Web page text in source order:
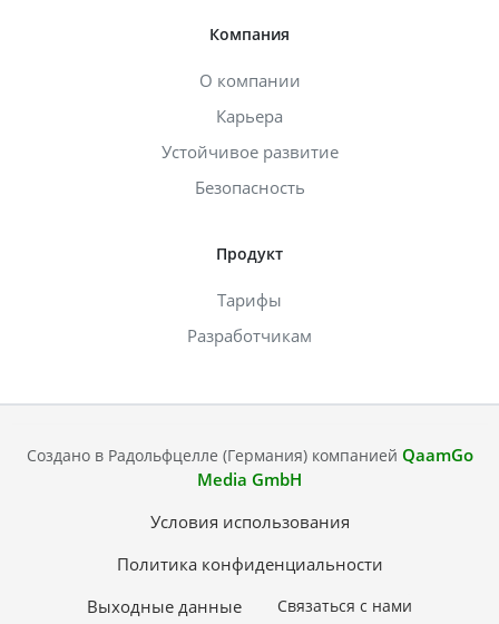
Компания
О компании
Карьера
Устойчивое развитие
Безопасность
Продукт
Тарифы
Разработчикам
Создано в Радольфцелле (Германия) компанией QaamGo
Media GmbH
Условия использования
Политика конфиденциальности
Выходные данные
Связаться с нами